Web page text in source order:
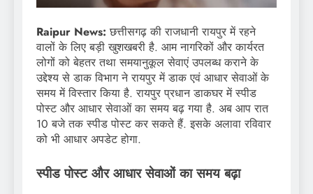
Raipur News:छत्तीसगढ़ की राजधानी रायपुर में रहने
वालों के लिए बड़ी खुशखबरी है. आम नागरिकों और कार्यरत
लोगों को बेहतर तथा समयानुकूल सेवाएं उपलब्ध कराने के
उद्देश्य से डाक विभाग ने रायपुर में डाक एवं आधार सेवाओं के
समय में विस्तार किया है. रायपुर प्रधान डाकघर में स्पीड
पोस्ट और आधार सेवाओं का समय बढ़ गया है. अब आप रात
10 बजे तक स्पीड पोस्ट कर सकते हैं. इसके अलावा रविवार
को भी आधार अपडेट होगा.
स्पीड पोस्ट और आधार सेवाओं का समय बढ़ा